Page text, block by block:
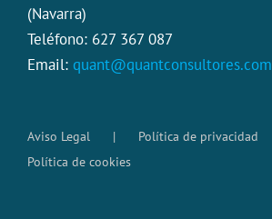
(Navarra)
Teléfono: 627 367 087
Email: quant@quantconsultores.com
Aviso Legal
Política de privacidad
Política de cookies